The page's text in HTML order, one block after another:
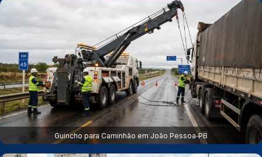
Guincho para Caminhão em João Pessoa‑PB